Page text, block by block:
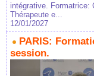
intégrative. Formatrice:
Thérapeute e...
12/01/2027
PARIS:
session.